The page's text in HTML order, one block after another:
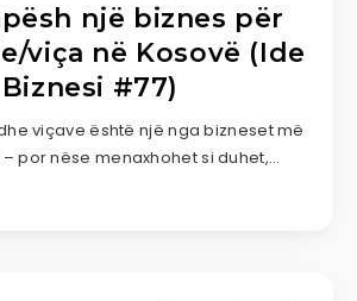
një biznes për
viça në Kosovë (Ide
Biznesi #77)
viçave është një nga bizneset më
por nëse menaxhohet si duhet,…